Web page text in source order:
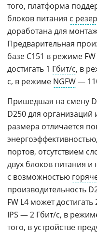
того, платформа
блоков питания с
доработана для
Предварительная
базе С151 в режиме
достигать 1 Гбит/с, в
с, в режиме NGFW—
Пришедшая на смену
D250 для организаций
размера отличается
портов, отсутствием
двух блоков питания
с возможностью
производительность
FW L4 может
IPS — 2 Гбит/с, в
того, в устройстве